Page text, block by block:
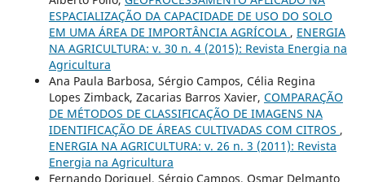
ESPACIALIZAÇÃO DA CAPACIDADE DE USO DO SOLO
EM UMA ÁREA DE IMPORTÂNCIA AGRÍCOLA , ENERGIA
NA AGRICULTURA: v. 30 n. 4 (2015): Revista Energia na
Agricultura
Ana Paula Barbosa, Sérgio Campos, Célia Regina
Lopes Zimback, Zacarias Barros Xavier, COMPARAÇÃO
DE MÉTODOS DE CLASSIFICAÇÃO DE IMAGENS NA
IDENTIFICAÇÃO DE ÁREAS CULTIVADAS COM CITROS ,
ENERGIA NA AGRICULTURA: v. 26 n. 3 (2011): Revista
Energia na Agricultura
Fernando Doriguel, Sérgio Campos, Osmar Delmanto